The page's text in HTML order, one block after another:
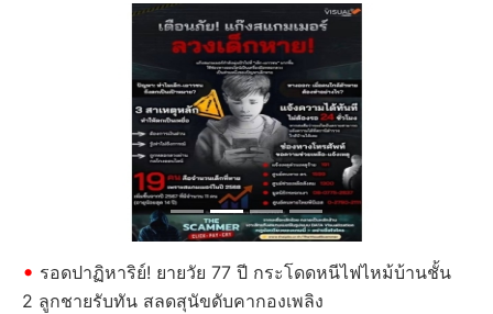
รอดปาฏิหาริย์! ยายวัย 77 ปี กระโดดหนีไฟไหม้บ้านชั้น
2 ลูกชายรับทัน สลดสุนัขดับคากองเพลิง